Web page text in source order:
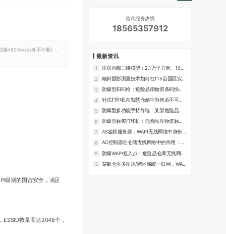
≤500ms业务不中断）、
级别的国密安全，满足
数量高达2048个，
咨询服务热线
18565357912
最新资讯
1 库房内部三维模型：2.1万平方米、10个
重点库房的数字化还原方案
2
倾斜摄影测量技术如何在115亩园区实现
3
防爆型扫码枪：危险品库物资条码快速
识读的专用设备
4
针式打印机在智慧仓储中为何必不可
少？24针、1+6复写能力解析
5
防爆型多功能手持终端：某部危险品库
现场作业的智能移动设备
6
防爆型标签打印机：危险品库物资标识
的专用打印设备
7
AS鉴权服务器：WAPI无线网络中身份认
证的核心后台设备
8 AC控制器在仓储无线网络中的作用：管
理128个AP、接入1000个用户
9
防爆WAPI接入点：危险品仓库无线网络
的核心设备选型参考
10 某部仓库多库房/跨区域统一联网，WAPI